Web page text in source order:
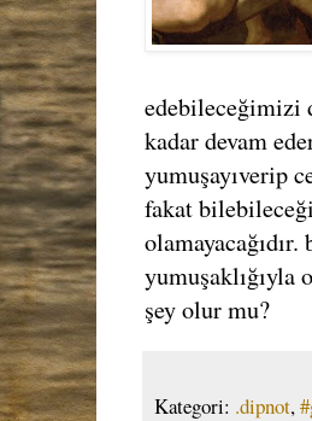
edebileceğimizi
kadar devam
yumuşayıverip
fakat
yumuşaklığıyla
şey olur mu?
Kategori: .dipnot,